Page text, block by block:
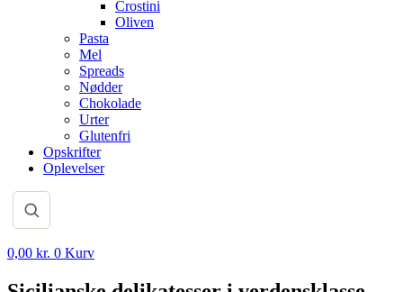
Crostini
Oliven
Pasta
Mel
Spreads
Nødder
Chokolade
Urter
Glutenfri
Opskrifter
Oplevelser
0,00 kr. 0 Kurv